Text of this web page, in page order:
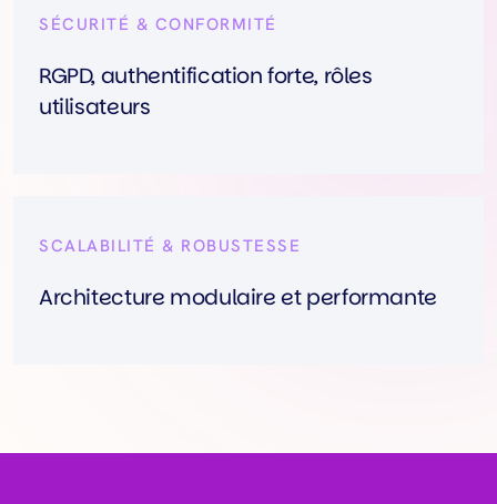
SÉCURITÉ & CONFORMITÉ
RGPD, authentification forte, rôles
utilisateurs
SCALABILITÉ & ROBUSTESSE
Architecture modulaire et performante